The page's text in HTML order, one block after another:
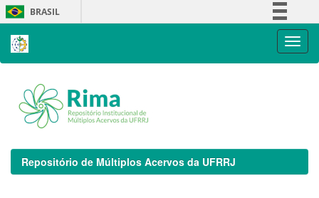
Skip
navigation
BRASIL
Repositório de Múltiplos Acervos da UFRRJ